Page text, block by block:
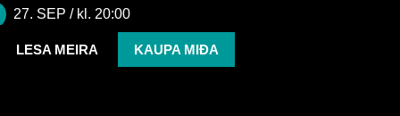
27. SEP / kl. 20:00
LESA MEIRA KAUPA MIÐA